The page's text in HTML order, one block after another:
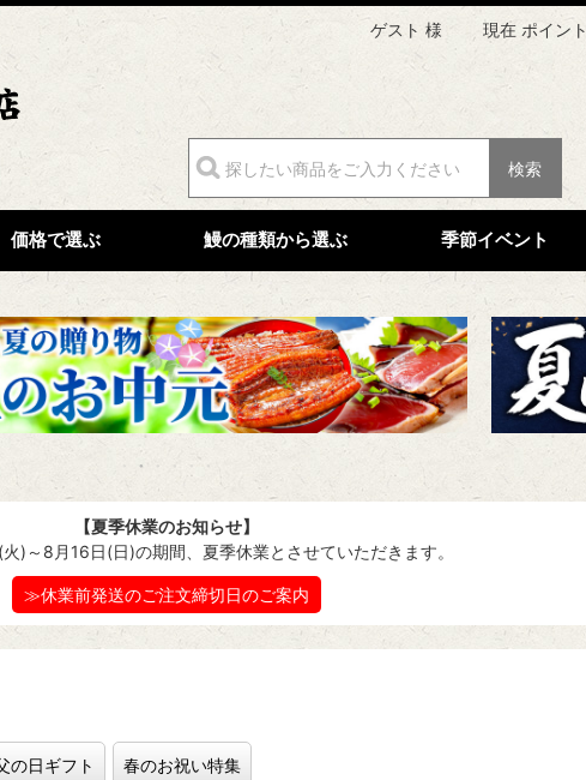
ゲスト 様 現在 ポイント
検索
価格で選ぶ 鰻の種類から選ぶ 季節イベント
【夏季休業のお知らせ】
)～8月16日(日)の期間、夏季休業とさせていただきます。
≫休業前発送のご注文締切日のご案内
の日ギフト 春のお祝い特集